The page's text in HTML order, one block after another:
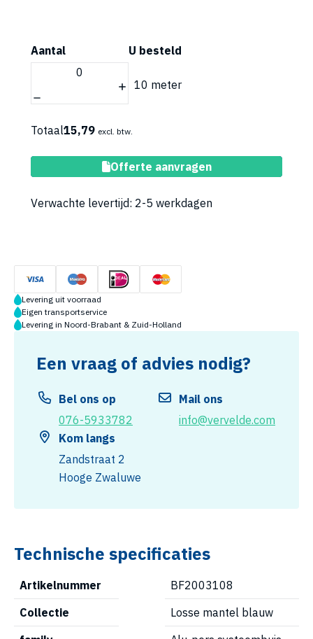
Aantal U besteld
10 meter
Totaal15,79 excl. btw.
Toevoegen aan winkelwagen
Offerte aanvragen
Verwachte levertijd: 2-5 werkdagen
Levering uit voorraad
Eigen transportservice
Levering in Noord-Brabant & Zuid-Holland
Een vraag of advies nodig?
Bel ons op
076-5933782
Mail ons
info@vervelde.com
Kom langs
Zandstraat 2
Hooge Zwaluwe
Technische specificaties
Artikelnummer
BF2003108
Collectie
Losse mantel blauw